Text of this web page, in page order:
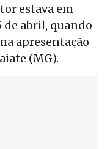
estava em
de abril, quando
apresentação
(MG).